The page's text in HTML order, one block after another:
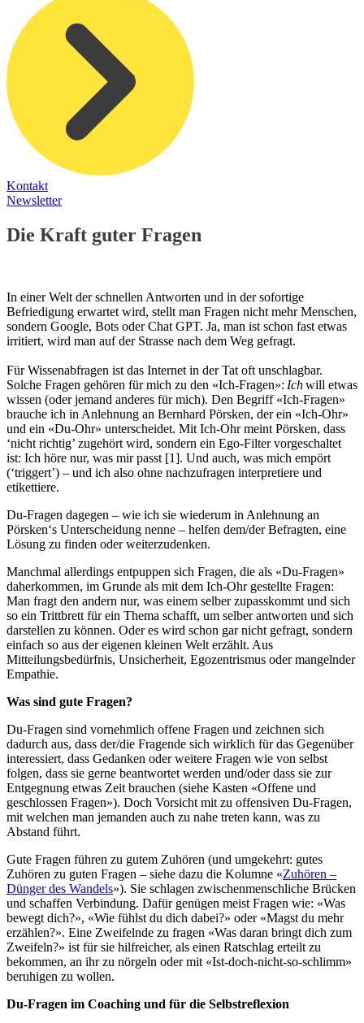
Kontakt
Newsletter
Die Kraft guter Fragen
In einer Welt der schnellen Antworten und in der sofortige
Befriedigung erwartet wird, stellt man Fragen nicht mehr Menschen,
sondern Google, Bots oder Chat GPT. Ja, man ist schon fast etwas
irritiert, wird man auf der Strasse nach dem Weg gefragt.
Für Wissenabfragen ist das Internet in der Tat oft unschlagbar.
Solche Fragen gehören für mich zu den «Ich-Fragen»: Ichwill etwas
wissen (oder jemand anderes für mich). Den Begriff «Ich-Fragen»
brauche ich in Anlehnung an Bernhard Pörsken, der ein «Ich-Ohr»
und ein «Du-Ohr» unterscheidet. Mit Ich-Ohr meint Pörsken, dass
‘nicht richtig’ zugehört wird, sondern ein Ego-Filter vorgeschaltet
ist: Ich höre nur, was mir passt [1]. Und auch, was mich empört
(‘triggert’) – und ich also ohne nachzufragen interpretiere und
etikettiere.
Du-Fragen dagegen – wie ich sie wiederum in Anlehnung an
Pörsken‘s Unterscheidung nenne – helfen dem/der Befragten, eine
Lösung zu finden oder weiterzudenken.
Manchmal allerdings entpuppen sich Fragen, die als «Du-Fragen»
daherkommen, im Grunde als mit dem Ich-Ohr gestellte Fragen:
Man fragt den andern nur, was einem selber zupasskommt und sich
so ein Trittbrett für ein Thema schafft, um selber antworten und sich
darstellen zu können. Oder es wird schon gar nicht gefragt, sondern
einfach so aus der eigenen kleinen Welt erzählt. Aus
Mitteilungsbedürfnis, Unsicherheit, Egozentrismus oder mangelnder
Empathie.
Was sind gute Fragen?
Du-Fragen sind vornehmlich offene Fragen und zeichnen sich
dadurch aus, dass der/die Fragende sich wirklich für das Gegenüber
interessiert, dass Gedanken oder weitere Fragen wie von selbst
folgen, dass sie gerne beantwortet werden und/oder dass sie zur
Entgegnung etwas Zeit brauchen (siehe Kasten «Offene und
geschlossen Fragen»). Doch Vorsicht mit zu offensiven Du-Fragen,
mit welchen man jemanden auch zu nahe treten kann, was zu
Abstand führt.
Gute Fragen führen zu gutem Zuhören (und umgekehrt: gutes
Zuhören zu guten Fragen – siehe dazu die Kolumne «Zuhören –
Dünger des Wandels»). Sie schlagen zwischenmenschliche Brücken
und schaffen Verbindung. Dafür genügen meist Fragen wie: «Was
bewegt dich?», «Wie fühlst du dich dabei?» oder «Magst du mehr
erzählen?». Eine Zweifelnde zu fragen «Was daran bringt dich zum
Zweifeln?» ist für sie hilfreicher, als einen Ratschlag erteilt zu
bekommen, an ihr zu nörgeln oder mit «Ist-doch-nicht-so-schlimm»
beruhigen zu wollen.
Du-Fragen im Coaching und für die Selbstreflexion